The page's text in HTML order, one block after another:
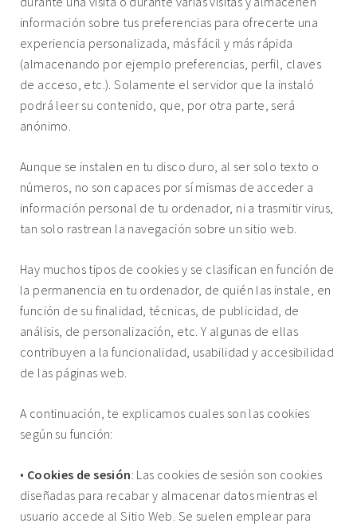
información sobre tus preferencias para ofrecerte una
experiencia personalizada, más fácil y más rápida
(almacenando por ejemplo preferencias, perfil, claves
de acceso, etc.). Solamente el servidor que la instaló
podrá leer su contenido, que, por otra parte, será
anónimo.
Aunque se instalen en tu disco duro, al ser solo texto o
números, no son capaces por sí mismas de acceder a
información personal de tu ordenador, ni a trasmitir virus,
tan solo rastrean la navegación sobre un sitio web.
Hay muchos tipos de cookies y se clasifican en función de
la permanencia en tu ordenador, de quién las instale, en
función de su finalidad, técnicas, de publicidad, de
análisis, de personalización, etc. Y algunas de ellas
contribuyen a la funcionalidad, usabilidad y accesibilidad
de las páginas web.
A continuación, te explicamos cuales son las cookies
según su función:
• Cookies de sesión: Las cookies de sesión son cookies
diseñadas para recabar y almacenar datos mientras el
usuario accede al Sitio Web. Se suelen emplear para